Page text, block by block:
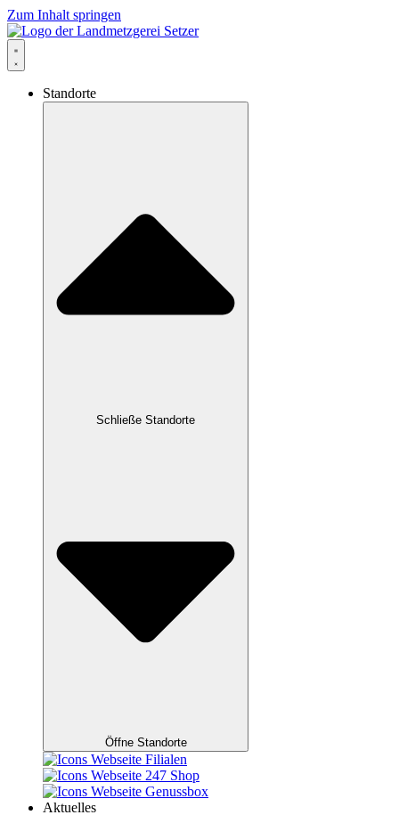
Zum Inhalt springen
Standorte
Schließe Standorte
Öffne Standorte
Aktuelles